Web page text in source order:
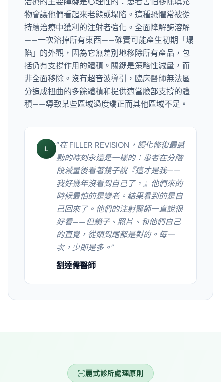
物會讓他們看起來老態或塌陷。這種恐懼常被從
持續治療中獲利的注射者強化。全面降解酶溶解
——一次溶掉所有東西——確實可能產生初期「塌
陷」的外觀，因為它無差別地移除所有產品，包
括仍有支撐作用的體積。關鍵是策略性減量，而
非全面移除。沒有超音波導引，臨床醫師無法區
分造成扭曲的多餘體積和提供適當臉部支撐的體
積——導致某些區域過度矯正而其他區域不足。
L “在 FILLER REVISION，饅化修復最感
動的時刻永遠是一樣的：患者在分階
段減量後看著鏡子說『這才是我——
我好幾年沒看到自己了。』他們來的
時候最怕的是變老。結果看到的是自
己回來了。他們的注射醫師一直說很
好看——但鏡子、照片、和他們自己
的直覺，從頭到尾都是對的。每一
次，少即是多。”
劉達儒醫師
麗式診所處理原則